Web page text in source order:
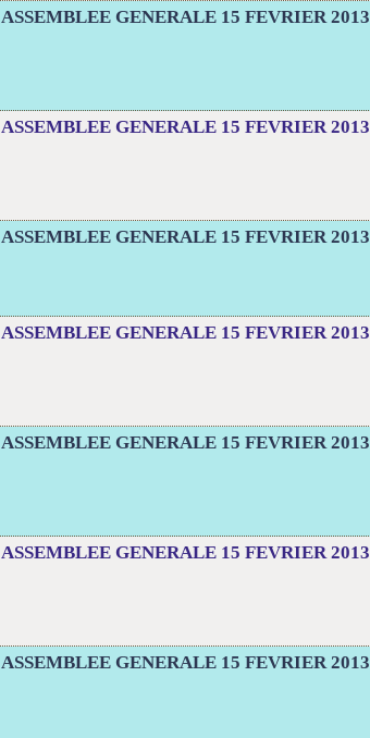
ASSEMBLEE GENERALE 15 FEVRIER 2013
ASSEMBLEE GENERALE 15 FEVRIER 2013
ASSEMBLEE GENERALE 15 FEVRIER 2013
ASSEMBLEE GENERALE 15 FEVRIER 2013
ASSEMBLEE GENERALE 15 FEVRIER 2013
ASSEMBLEE GENERALE 15 FEVRIER 2013
ASSEMBLEE GENERALE 15 FEVRIER 2013